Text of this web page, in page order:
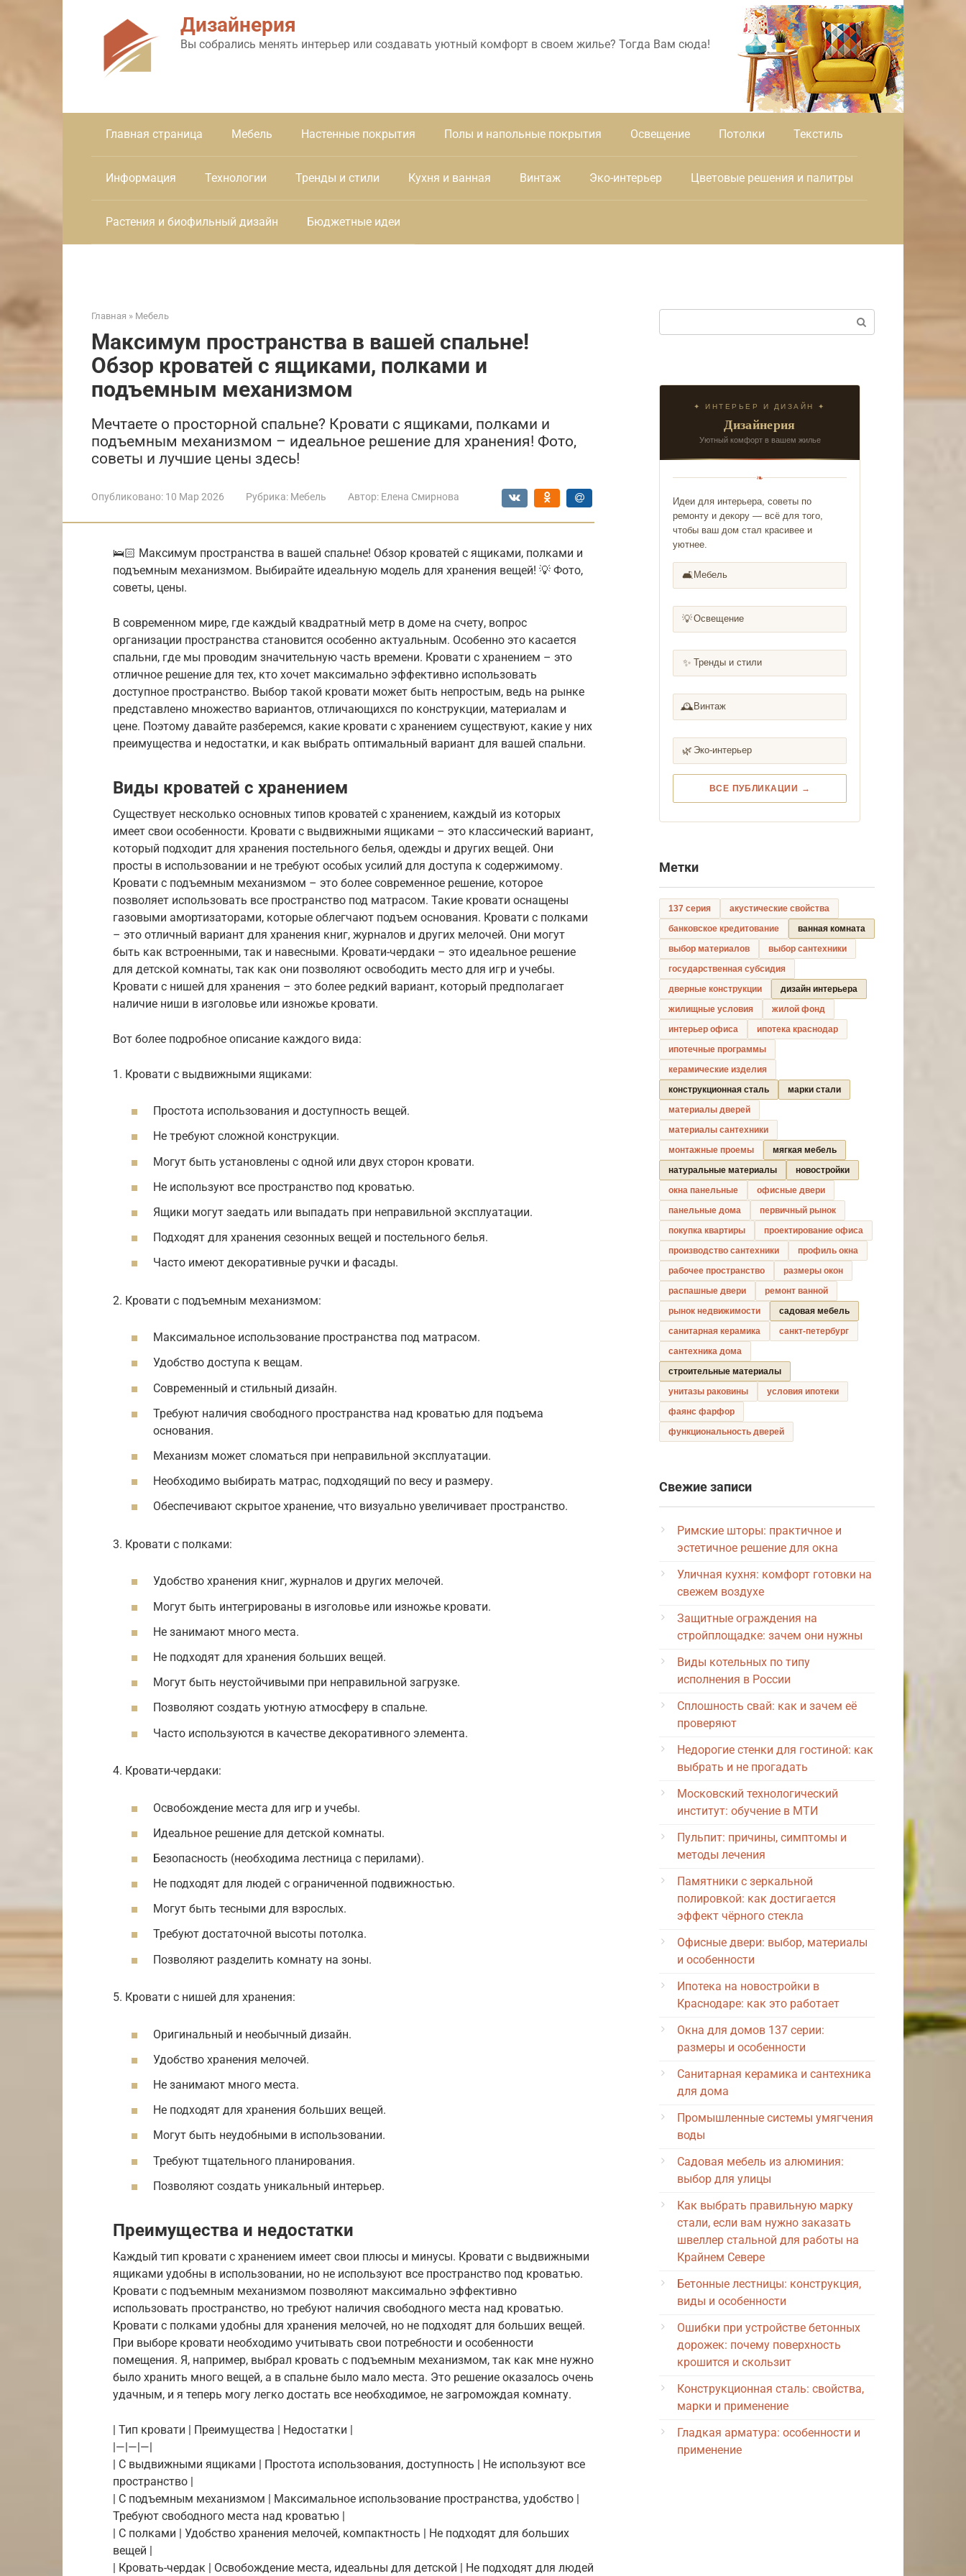
Дизайнерия
Вы собрались менять интерьер или создавать уютный комфорт в своем жилье? Тогда Вам сюда!
Главная страница Мебель Настенные покрытия Полы и напольные покрытия Освещение Потолки Текстиль
Информация Технологии Тренды и стили Кухня и ванная Винтаж Эко-интерьер Цветовые решения и палитры
Растения и биофильный дизайн Бюджетные идеи
Главная » Мебель
Максимум пространства в вашей спальне!
Обзор кроватей с ящиками, полками и
подъемным механизмом
Мечтаете о просторной спальне? Кровати с ящиками, полками и
подъемным механизмом – идеальное решение для хранения! Фото,
советы и лучшие цены здесь!
Опубликовано: 10 Мар 2026 Рубрика: Мебель Автор: Елена Смирнова
🛌🏻 Максимум пространства в вашей спальне! Обзор кроватей с ящиками, полками и
подъемным механизмом. Выбирайте идеальную модель для хранения вещей! 💡 Фото,
советы, цены.
В современном мире, где каждый квадратный метр в доме на счету, вопрос
организации пространства становится особенно актуальным. Особенно это касается
спальни, где мы проводим значительную часть времени. Кровати с хранением – это
отличное решение для тех, кто хочет максимально эффективно использовать
доступное пространство. Выбор такой кровати может быть непростым, ведь на рынке
представлено множество вариантов, отличающихся по конструкции, материалам и
цене. Поэтому давайте разберемся, какие кровати с хранением существуют, какие у них
преимущества и недостатки, и как выбрать оптимальный вариант для вашей спальни.
Виды кроватей с хранением
Существует несколько основных типов кроватей с хранением, каждый из которых
имеет свои особенности. Кровати с выдвижными ящиками – это классический вариант,
который подходит для хранения постельного белья, одежды и других вещей. Они
просты в использовании и не требуют особых усилий для доступа к содержимому.
Кровати с подъемным механизмом – это более современное решение, которое
позволяет использовать все пространство под матрасом. Такие кровати оснащены
газовыми амортизаторами, которые облегчают подъем основания. Кровати с полками
– это отличный вариант для хранения книг, журналов и других мелочей. Они могут
быть как встроенными, так и навесными. Кровати-чердаки – это идеальное решение
для детской комнаты, так как они позволяют освободить место для игр и учебы.
Кровати с нишей для хранения – это более редкий вариант, который предполагает
наличие ниши в изголовье или изножье кровати.
Вот более подробное описание каждого вида:
1. Кровати с выдвижными ящиками:
Простота использования и доступность вещей.
Не требуют сложной конструкции.
Могут быть установлены с одной или двух сторон кровати.
Не используют все пространство под кроватью.
Ящики могут заедать или выпадать при неправильной эксплуатации.
Подходят для хранения сезонных вещей и постельного белья.
Часто имеют декоративные ручки и фасады.
2. Кровати с подъемным механизмом:
Максимальное использование пространства под матрасом.
Удобство доступа к вещам.
Современный и стильный дизайн.
Требуют наличия свободного пространства над кроватью для подъема
основания.
Механизм может сломаться при неправильной эксплуатации.
Необходимо выбирать матрас, подходящий по весу и размеру.
Обеспечивают скрытое хранение, что визуально увеличивает пространство.
3. Кровати с полками:
Удобство хранения книг, журналов и других мелочей.
Могут быть интегрированы в изголовье или изножье кровати.
Не занимают много места.
Не подходят для хранения больших вещей.
Могут быть неустойчивыми при неправильной загрузке.
Позволяют создать уютную атмосферу в спальне.
Часто используются в качестве декоративного элемента.
4. Кровати-чердаки:
Освобождение места для игр и учебы.
Идеальное решение для детской комнаты.
Безопасность (необходима лестница с перилами).
Не подходят для людей с ограниченной подвижностью.
Могут быть тесными для взрослых.
Требуют достаточной высоты потолка.
Позволяют разделить комнату на зоны.
5. Кровати с нишей для хранения:
Оригинальный и необычный дизайн.
Удобство хранения мелочей.
Не занимают много места.
Не подходят для хранения больших вещей.
Могут быть неудобными в использовании.
Требуют тщательного планирования.
Позволяют создать уникальный интерьер.
Преимущества и недостатки
Каждый тип кровати с хранением имеет свои плюсы и минусы. Кровати с выдвижными
ящиками удобны в использовании, но не используют все пространство под кроватью.
Кровати с подъемным механизмом позволяют максимально эффективно
использовать пространство, но требуют наличия свободного места над кроватью.
Кровати с полками удобны для хранения мелочей, но не подходят для больших вещей.
При выборе кровати необходимо учитывать свои потребности и особенности
помещения. Я, например, выбрал кровать с подъемным механизмом, так как мне нужно
было хранить много вещей, а в спальне было мало места. Это решение оказалось очень
удачным, и я теперь могу легко достать все необходимое, не загромождая комнату.
| Тип кровати | Преимущества | Недостатки |
|—|—|—|
| С выдвижными ящиками | Простота использования, доступность | Не используют все
пространство |
| С подъемным механизмом | Максимальное использование пространства, удобство |
Требуют свободного места над кроватью |
| С полками | Удобство хранения мелочей, компактность | Не подходят для больших
вещей |
| Кровать-чердак | Освобождение места, идеальны для детской | Не подходят для людей
✦ ИНТЕРЬЕР И ДИЗАЙН ✦
Дизайнерия
Уютный комфорт в вашем жилье
❧
Идеи для интерьера, советы по
ремонту и декору — всё для того,
чтобы ваш дом стал красивее и
уютнее.
🛋️ Мебель
💡Освещение
✨ Тренды и стили
🕰️ Винтаж
🌿 Эко-интерьер
ВСЕ ПУБЛИКАЦИИ →
Метки
137 серия
акустические свойства
банковское кредитование
ванная комната
выбор материалов
выбор сантехники
государственная субсидия
дверные конструкции
дизайн интерьера
жилищные условия
жилой фонд
интерьер офиса
ипотека краснодар
ипотечные программы
керамические изделия
конструкционная сталь
марки стали
материалы дверей
материалы сантехники
монтажные проемы
мягкая мебель
натуральные материалы
новостройки
окна панельные
офисные двери
панельные дома
первичный рынок
покупка квартиры
проектирование офиса
производство сантехники
профиль окна
рабочее пространство
размеры окон
распашные двери
ремонт ванной
рынок недвижимости
садовая мебель
санитарная керамика
санкт-петербург
сантехника дома
строительные материалы
унитазы раковины
условия ипотеки
фаянс фарфор
функциональность дверей
Свежие записи
Римские шторы: практичное и
эстетичное решение для окна
Уличная кухня: комфорт готовки на
свежем воздухе
Защитные ограждения на
стройплощадке: зачем они нужны
Виды котельных по типу
исполнения в России
Сплошность свай: как и зачем её
проверяют
Недорогие стенки для гостиной: как
выбрать и не прогадать
Московский технологический
институт: обучение в МТИ
Пульпит: причины, симптомы и
методы лечения
Памятники с зеркальной
полировкой: как достигается
эффект чёрного стекла
Офисные двери: выбор, материалы
и особенности
Ипотека на новостройки в
Краснодаре: как это работает
Окна для домов 137 серии:
размеры и особенности
Санитарная керамика и сантехника
для дома
Промышленные системы умягчения
воды
Садовая мебель из алюминия:
выбор для улицы
Как выбрать правильную марку
стали, если вам нужно заказать
швеллер стальной для работы на
Крайнем Севере
Бетонные лестницы: конструкция,
виды и особенности
Ошибки при устройстве бетонных
дорожек: почему поверхность
крошится и скользит
Конструкционная сталь: свойства,
марки и применение
Гладкая арматура: особенности и
применение